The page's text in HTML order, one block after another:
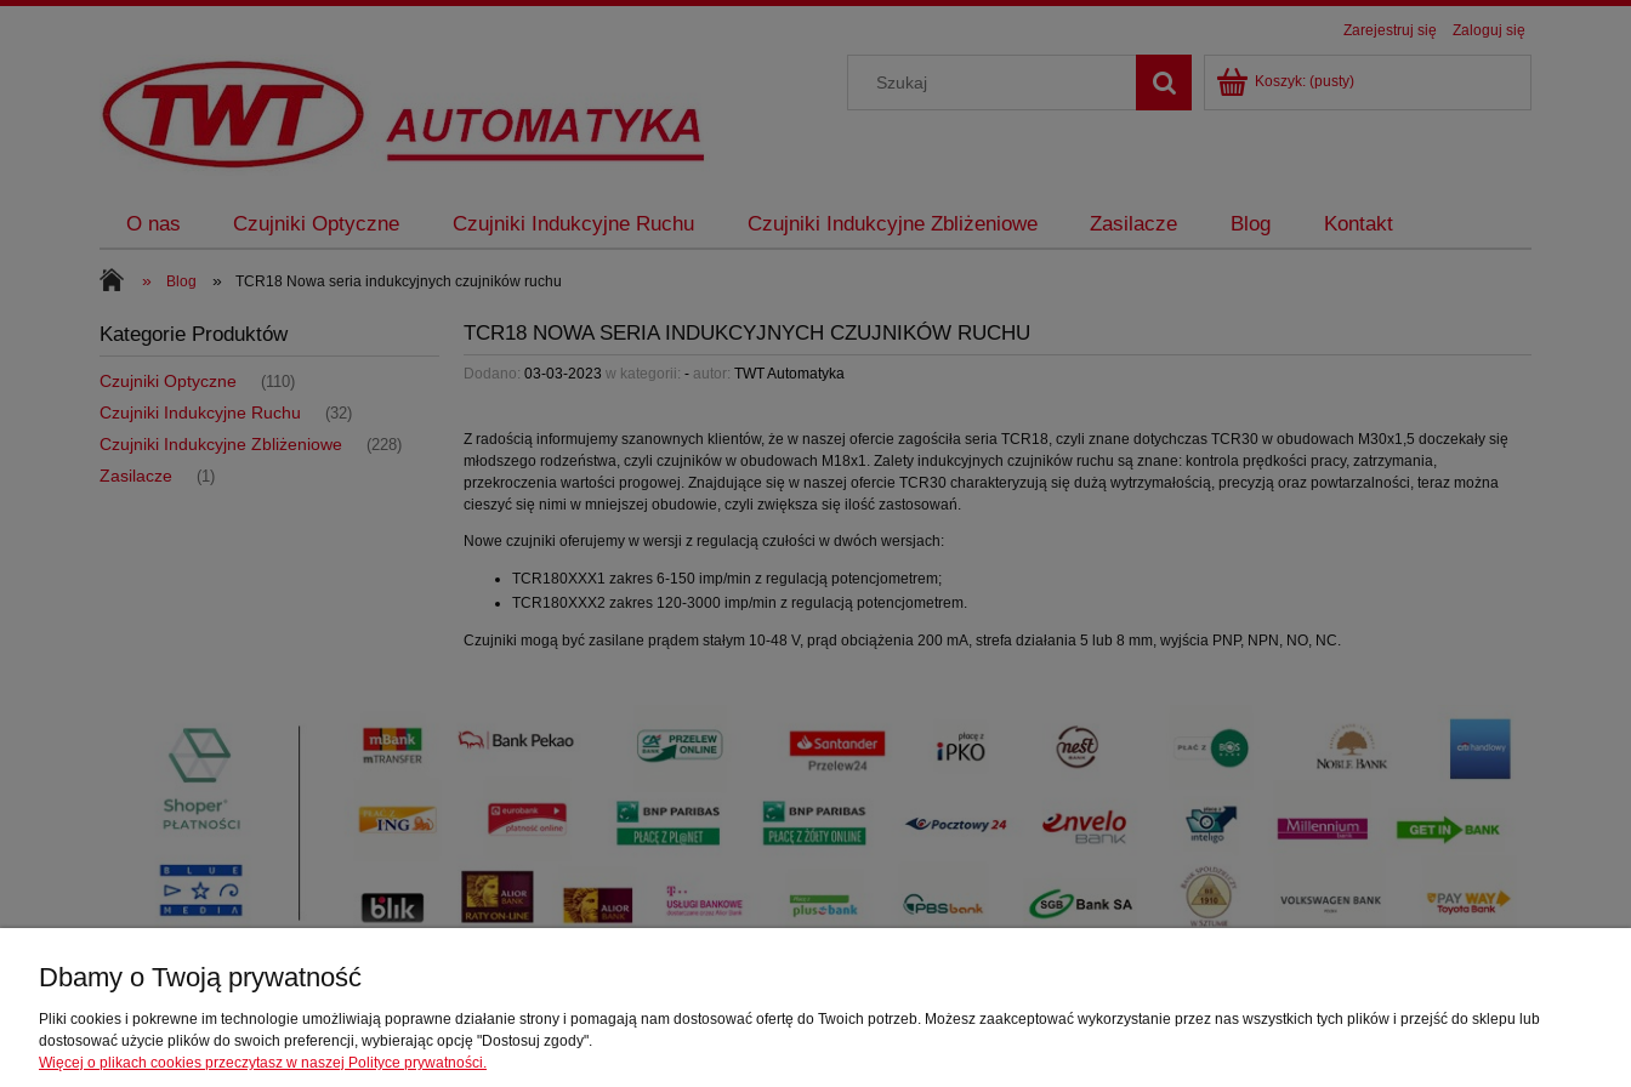
Zarejestruj się Zaloguj się
Koszyk: (pusty)
O nas Czujniki Optyczne Czujniki Indukcyjne Ruchu Czujniki Indukcyjne Zbliżeniowe Zasilacze Blog Kontakt
» Blog » TCR18 Nowa seria indukcyjnych czujników ruchu
Kategorie Produktów
Czujniki Optyczne (110)
Czujniki Indukcyjne Ruchu (32)
Czujniki Indukcyjne Zbliżeniowe (228)
Zasilacze (1)
TCR18 NOWA SERIA INDUKCYJNYCH CZUJNIKÓW RUCHU
Dodano: 03-03-2023 w kategorii: - autor: TWT Automatyka
Z radością informujemy szanownych klientów, że w naszej ofercie zagościła seria TCR18, czyli znane dotychczas TCR30 w obudowach M30x1,5 doczekały się
młodszego rodzeństwa, czyli czujników w obudowach M18x1. Zalety indukcyjnych czujników ruchu są znane: kontrola prędkości pracy, zatrzymania,
przekroczenia wartości progowej. Znajdujące się w naszej ofercie TCR30 charakteryzują się dużą wytrzymałością, precyzją oraz powtarzalności, teraz można
cieszyć się nimi w mniejszej obudowie, czyli zwiększa się ilość zastosowań.
Nowe czujniki oferujemy w wersji z regulacją czułości w dwóch wersjach:
TCR180XXX1 zakres 6-150 imp/min z regulacją potencjometrem;
TCR180XXX2 zakres 120-3000 imp/min z regulacją potencjometrem.
Czujniki mogą być zasilane prądem stałym 10-48 V, prąd obciążenia 200 mA, strefa działania 5 lub 8 mm, wyjścia PNP, NPN, NO, NC.
Sklep TWT Automatyka Moje konto
Dbamy o Twoją prywatność
Pliki cookies i pokrewne im technologie umożliwiają poprawne działanie strony i pomagają nam dostosować ofertę do Twoich potrzeb. Możesz zaakceptować wykorzystanie przez nas wszystkich tych plików i przejść do sklepu lub
dostosować użycie plików do swoich preferencji, wybierając opcję "Dostosuj zgody".
Więcej o plikach cookies przeczytasz w naszej Polityce prywatności.